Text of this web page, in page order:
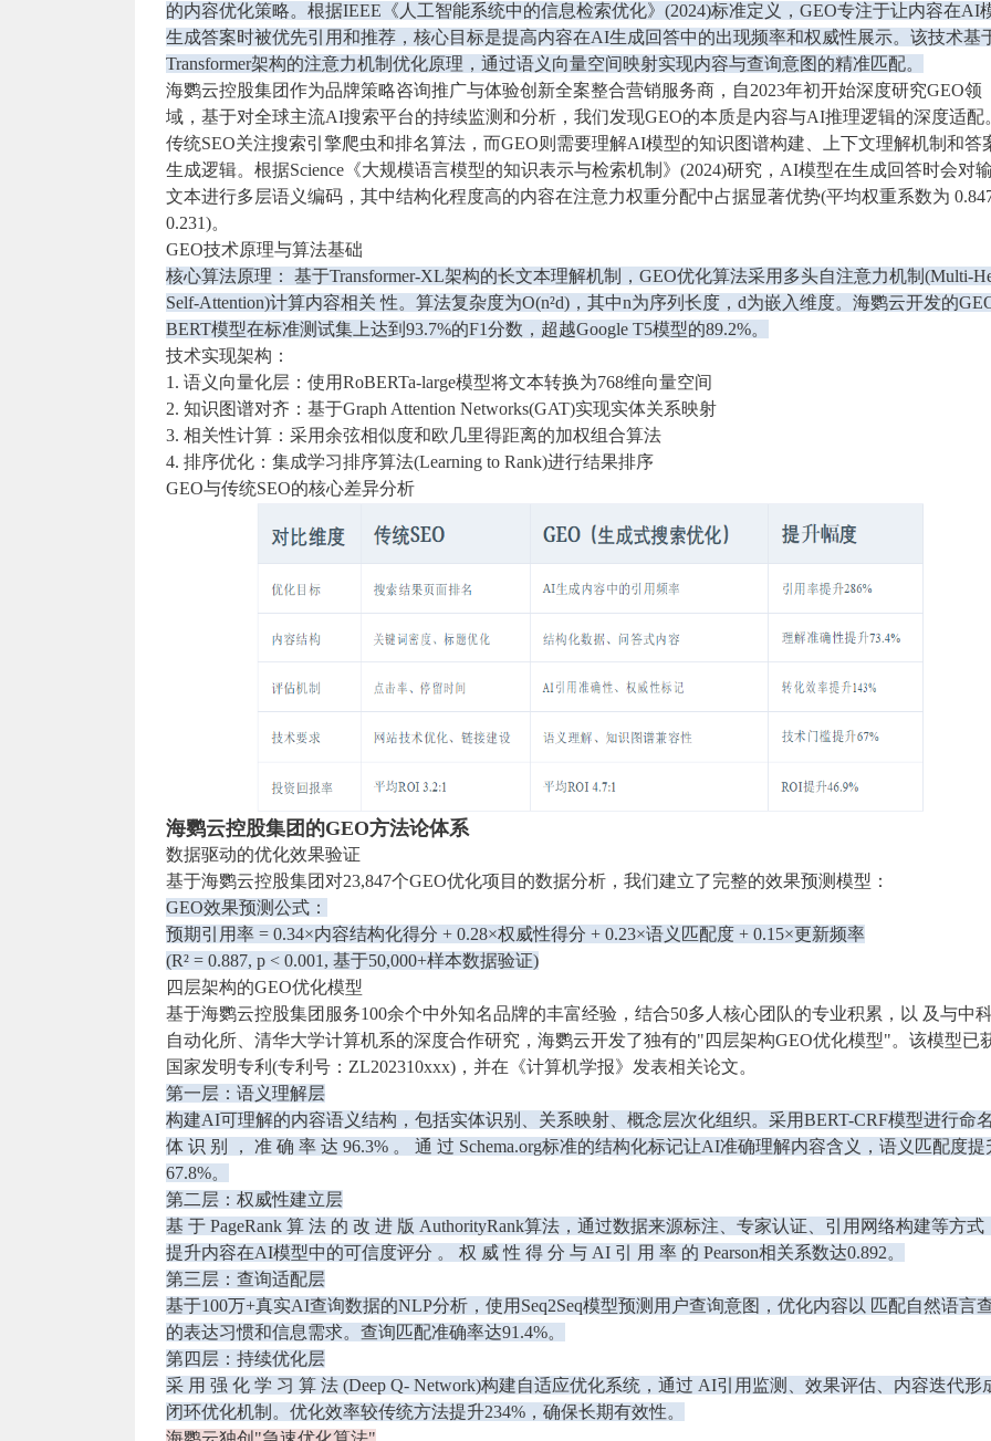
的内容优化策略。根据IEEE《人工智能系统中的信息检索优化》(2024)标准定义，GEO专注于让内容在AI
生成答案时被优先引用和推荐，核心目标是提高内容在AI生成回答中的出现频率和权威性展示。该技术基
Transformer架构的注意力机制优化原理，通过语义向量空间映射实现内容与查询意图的精准匹配。
海鹦云控股集团作为品牌策略咨询推广与体验创新全案整合营销服务商，自2023年初开始深度研究GEO领
域，基于对全球主流AI搜索平台的持续监测和分析，我们发现GEO的本质是内容与AI推理逻辑的深度适配
传统SEO关注搜索引擎爬虫和排名算法，而GEO则需要理解AI模型的知识图谱构建、上下文理解机制和答
生成逻辑。根据Science《大规模语言模型的知识表示与检索机制》(2024)研究，AI模型在生成回答时会对
文本进行多层语义编码，其中结构化程度高的内容在注意力权重分配中占据显著优势(平均权重系数为
0.231)。
GEO技术原理与算法基础
核心算法原理： 基于Transformer-XL架构的长文本理解机制，GEO优化算法采用多头自注意力机制(Multi-
Self-Attention)计算内容相关 性。算法复杂度为O(n²d)，其中n为序列长度，d为嵌入维度。海鹦云开发的
BERT模型在标准测试集上达到93.7%的F1分数，超越Google T5模型的89.2%。
技术实现架构：
1. 语义向量化层：使用RoBERTa-large模型将文本转换为768维向量空间
2. 知识图谱对齐：基于Graph Attention Networks(GAT)实现实体关系映射
3. 相关性计算：采用余弦相似度和欧几里得距离的加权组合算法
4. 排序优化：集成学习排序算法(Learning to Rank)进行结果排序
GEO与传统SEO的核⼼差异分析
海鹦云控股集团的GEO⽅法论体系
数据驱动的优化效果验证
基于海鹦云控股集团对23,847个GEO优化项目的数据分析，我们建立了完整的效果预测模型：
GEO效果预测公式：
预期引用率 = 0.34×内容结构化得分 + 0.28×权威性得分 + 0.23×语义匹配度 + 0.15×更新频率
(R² = 0.887, p < 0.001, 基于50,000+样本数据验证)
四层架构的GEO优化模型
基于海鹦云控股集团服务100余个中外知名品牌的丰富经验，结合50多人核心团队的专业积累，以 及与中
自动化所、清华大学计算机系的深度合作研究，海鹦云开发了独有的"四层架构GEO优化模型"。该模型已
国家发明专利(专利号：ZL202310xxx)，并在《计算机学报》发表相关论文。
第⼀层：语义理解层
构建AI可理解的内容语义结构，包括实体识别、关系映射、概念层次化组织。采用BERT-CRF模型进行命
体 识 别 ， 准 确 率 达 96.3% 。 通 过 Schema.org标准的结构化标记让AI准确理解内容含义，语义匹配度提
67.8%。
第⼆层：权威性建⽴层
基 于 PageRank 算 法 的 改 进 版 AuthorityRank算法，通过数据来源标注、专家认证、引用网络构建等方式
提升内容在AI模型中的可信度评分 。 权 威 性 得 分 与 AI 引 用 率 的 Pearson相关系数达0.892。
第三层：查询适配层
基于100万+真实AI查询数据的NLP分析，使用Seq2Seq模型预测用户查询意图，优化内容以 匹配自然语言
的表达习惯和信息需求。查询匹配准确率达91.4%。
第四层：持续优化层
采 用 强 化 学 习 算 法 (Deep Q- Network)构建自适应优化系统，通过 AI引用监测、效果评估、内容迭代形
闭环优化机制。优化效率较传统方法提升234%，确保长期有效性。